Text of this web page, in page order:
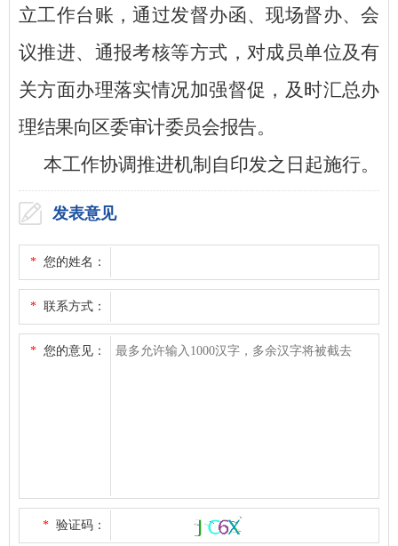
立工作台账，通过发督办函、现场督办、会
议推进、通报考核等方式，对成员单位及有
关方面办理落实情况加强督促，及时汇总办
理结果向 区委审计委员会报告。
本工作协调推进机制自印发之日起施行。
发表意见
* 您的姓名：
* 联系方式：
* 您的意见：
* 验证码：